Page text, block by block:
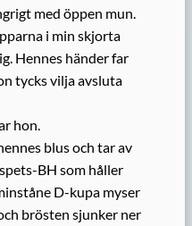
med öppen mun.
i min skjorta
Hennes händer far
tycks vilja avsluta
hon.
blus och tar av
BH som håller
D-kupa myser
brösten sjunker ner